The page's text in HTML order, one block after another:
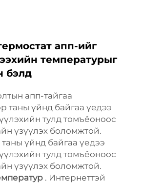
апп-ийг
температурыг
бэлд
апп-тайгаа
таны үйнд байгаа үедээ
тулд томъёоноос
үзүүлэх боломжтой.
үйнд байгаа үедээ
тулд томъёоноос
үзүүлэх боломжтой.
. Интернеттэй